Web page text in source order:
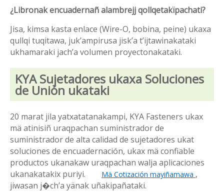
¿Libronak encuadernañ alambrejj qollqetakïpachati?
Jisa, kimsa kasta enlace (Wire-O, bobina, peine) ukaxa
qullqi tuqitawa, juk’ampirusa jisk’a t’ijtawinakataki
ukhamaraki jach’a volumen proyectonakataki.
KYA Sujetadores ukaxa Soluciones
de Unión ukataki
20 marat jila yatxatatanakampi, KYA Fasteners ukax
mä atinisiñ uraqpachan suministrador de
suministrador de alta calidad de sujetadores ukat
soluciones de encuadernación, ukax mä confiable
productos ukanakaw uraqpachan walja aplicaciones
ukanakatakix puriyi.
Mä Cotización mayiñamawa ,
jiwasan j�ch’a yänak uñakipañataki.